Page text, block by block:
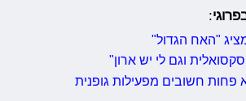
:
"האח הגדול"
וגם לי יש ארון"
חשובים מפעילות גופנית